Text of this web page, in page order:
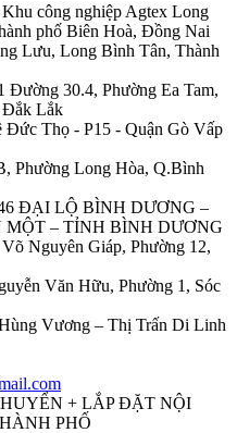
công nghiệp Agtex Long
phố Biên Hoà, Đồng Nai
Lưu, Long Bình Tân, Thành
Đường 30.4, Phường Ea Tam,
Đắk Lắk
Đức Thọ - P15 - Quận Gò Vấp
Phường Long Hòa, Q.Bình
ĐẠI LỘ BÌNH DƯƠNG –
MỘT – TỈNH BÌNH DƯƠNG
Võ Nguyên Giáp, Phường 12,
Văn Hữu, Phường 1, Sóc
Vương – Thị Trấn Di Linh
+ LẮP ĐẶT NỘI
PHỐ